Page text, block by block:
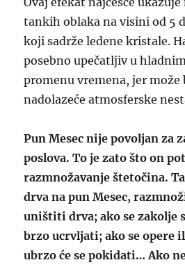
tankih oblaka na visini od 5
koji sadrže ledene kristale.
posebno upečatljiv u
promenu vremena, jer
nadolazeće atmosferske
Pun Mesec nije povoljan za
poslova. To je zato što on
razmnožavanje štetočina.
drva na pun Mesec,
uništiti drva; ako se zakolje
brzo ucrvljati; ako se opere
ubrzo će se pokidati… Ako